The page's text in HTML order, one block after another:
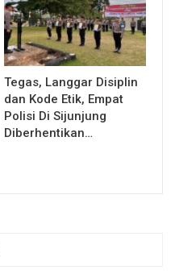
Tegas, Langgar Disiplin
dan Kode Etik, Empat
Polisi Di Sijunjung
Diberhentikan…